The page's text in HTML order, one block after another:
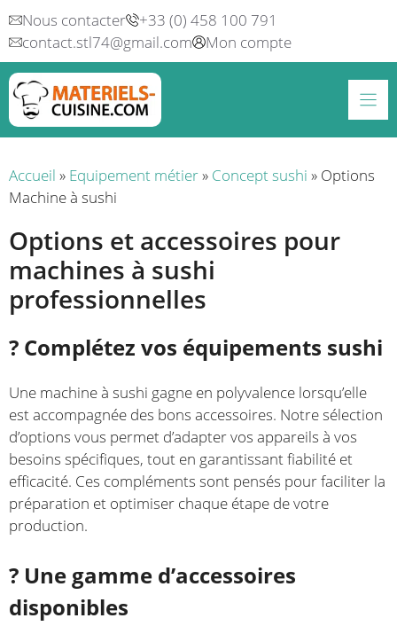
Aller
au
contenu
Nous contacter
+33 (0) 458 100 791
contact.stl74@gmail.com
Mon compte
Accueil » Equipement métier» Concept sushi » Options
Machine à sushi
Options et accessoires pour
machines à sushi
professionnelles
? Complétez vos équipements sushi
Une machine à sushi gagne en polyvalence lorsqu’elle
est accompagnée des bons accessoires. Notre sélection
d’options vous permet d’adapter vos appareils à vos
besoins spécifiques, tout en garantissant fiabilité et
efficacité. Ces compléments sont pensés pour faciliter la
préparation et optimiser chaque étape de votre
production.
? Une gamme d’accessoires
disponibles